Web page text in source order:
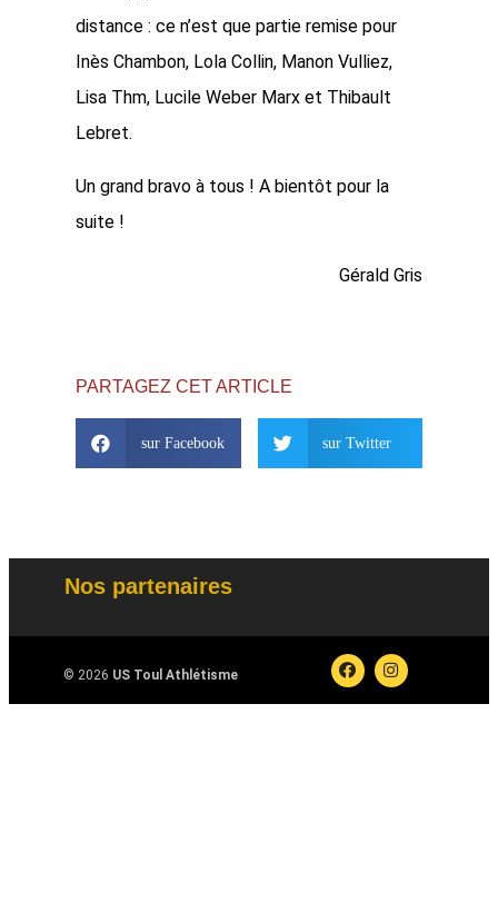
distance : ce n’est que partie remise pour
Inès Chambon, Lola Collin, Manon Vulliez,
Lisa Thm, Lucile Weber Marx et Thibault
Lebret.
Un grand bravo à tous ! A bientôt pour la
suite !
Gérald Gris
PARTAGEZ CET ARTICLE
sur Facebook sur Twitter
Nos partenaires
© 2026 US Toul Athlétisme